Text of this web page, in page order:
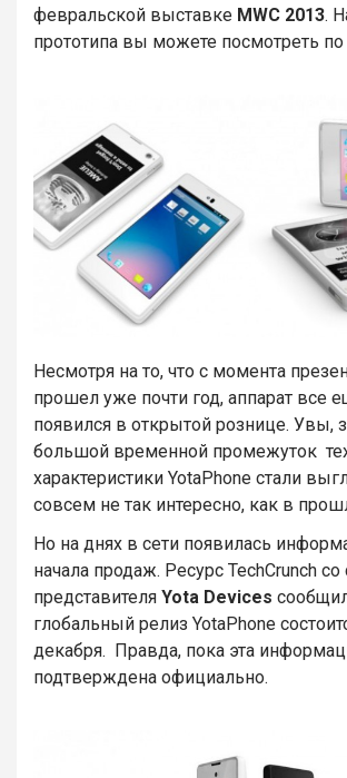
февральской выставке MWC 2013.
прототипа вы можете посмотреть по
Несмотря на то, что с момента
прошел уже почти год, аппарат все
появился в открытой рознице. Увы,
большой временной промежуток
характеристики YotaPhone стали
совсем не так интересно, как в
Но на днях в сети появилась
начала продаж. Ресурс TechCrunch
представителя Yota Devices
глобальный релиз YotaPhone
декабря. Правда, пока эта
подтверждена официально.